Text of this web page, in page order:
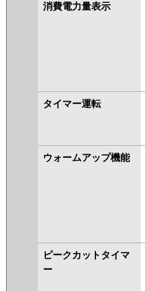
消費電力量表示
タイマー運転
ウォームアップ機能
ピークカットタイマ
ー